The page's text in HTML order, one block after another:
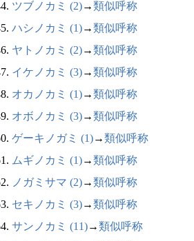
ツブノカミ (2)→類似呼称
ハシノカミ (1)→類似呼称
ヤトノカミ (2)→類似呼称
イケノカミ (3)→類似呼称
オカノカミ (1)→類似呼称
オボノカミ (3)→類似呼称
ゲーキノガミ (1)→類似呼称
ムギノカミ (1)→類似呼称
ノガミサマ (2)→類似呼称
セキノカミ (3)→類似呼称
サンノカミ (11)→類似呼称